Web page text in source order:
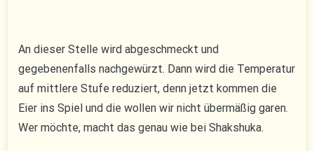
An dieser Stelle wird abgeschmeckt und
gegebenenfalls nachgewürzt. Dann wird die Temperatur
auf mittlere Stufe reduziert, denn jetzt kommen die
Eier ins Spiel und die wollen wir nicht übermäßig garen.
Wer möchte, macht das genau wie bei Shakshuka.